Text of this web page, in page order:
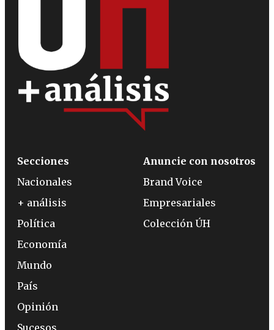
Secciones
Nacionales
+ análisis
Política
Economía
Mundo
País
Opinión
Anuncie con nosotros
Brand Voice
Empresariales
Colección ÚH